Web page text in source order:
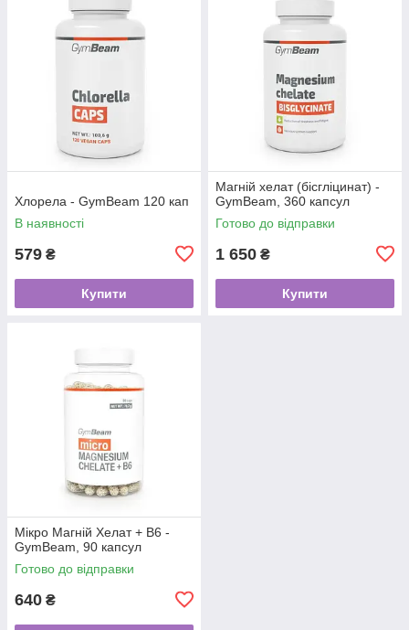
Хлорела - GymBeam 120 кап
В наявності
579 ₴
Купити
Магній хелат (бісгліцинат) -
GymBeam, 360 капсул
Готово до відправки
1 650 ₴
Купити
Мікро Магній Хелат + В6 -
GymBeam, 90 капсул
Готово до відправки
640 ₴